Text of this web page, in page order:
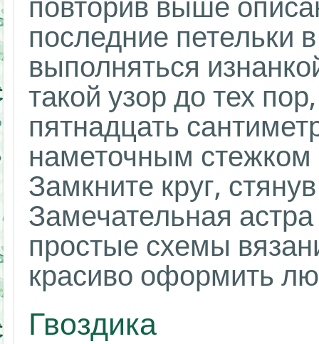
повторив выше
последние петельки
выполняться
такой узор до тех
пятнадцать
наметочным
Замкните круг,
Замечательная
простые схемы
красиво оформить
Гвоздика